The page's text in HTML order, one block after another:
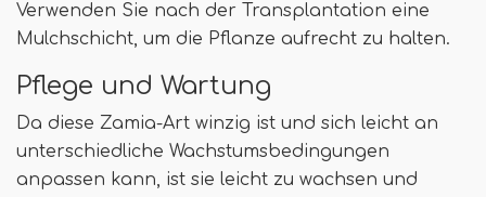
Verwenden Sie nach der Transplantation eine
Mulchschicht, um die Pflanze aufrecht zu halten.
Pflege und Wartung
Da diese Zamia-Art winzig ist und sich leicht an
unterschiedliche Wachstumsbedingungen
anpassen kann, ist sie leicht zu wachsen und